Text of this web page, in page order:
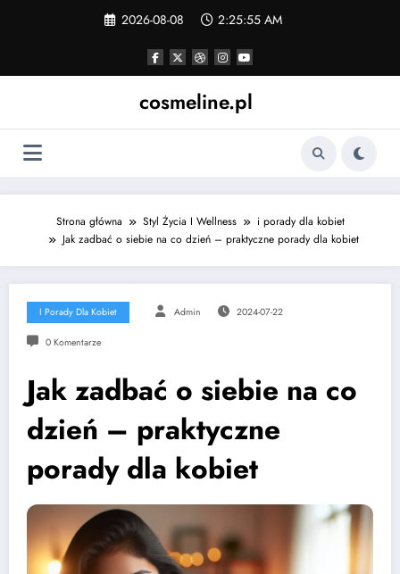
2026-08-08 2:25:56 AM
cosmeline.pl
Strona główna Styl Życia I Wellness
i porady dla kobiet
Jak zadbać o siebie na co dzień – praktyczne porady dla kobiet
I Porady Dla Kobiet Admin 2024-07-22
0 Komentarze
Jak zadbać o siebie na co
dzień – praktyczne
porady dla kobiet